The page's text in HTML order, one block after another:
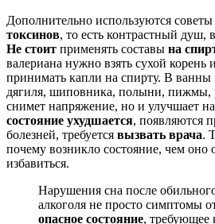
Дополнительно используются советы
токсинов, то есть контрастный душ,
Не стоит применять составы на
валериана нужно взять сухой корень
принимать капли на спирту. В ванны
дягиля, шиповника, полыни, пижмы,
снимет напряжение, но и улучшает
состояние ухудшается, появляются
болезней, требуется вызвать врача.
почему возникло состояние, чем оно
избавиться.
Нарушения сна после
алкоголя не просто симптомы
опасное состояние, требующее